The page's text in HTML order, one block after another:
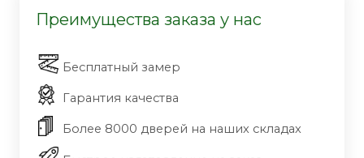
Преимущества заказа у нас
Бесплатный замер
Гарантия качества
Более 8000 дверей на наших складах